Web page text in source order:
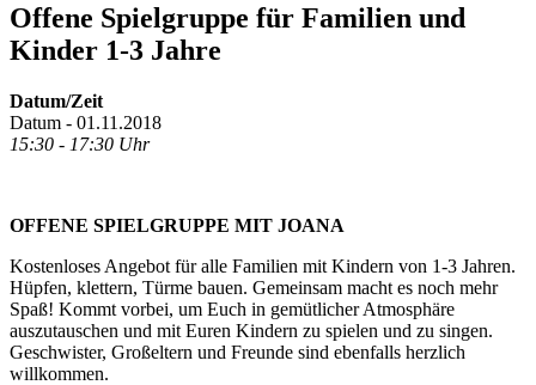
Offene Spielgruppe für Familien und
Kinder 1-3 Jahre
Datum/Zeit
Datum - 01.11.2018
15:30 - 17:30 Uhr
OFFENE SPIELGRUPPE MIT JOANA
Kostenloses Angebot für alle Familien mit Kindern von 1-3 Jahren.
Hüpfen, klettern, Türme bauen. Gemeinsam macht es noch mehr
Spaß! Kommt vorbei, um Euch in gemütlicher Atmosphäre
auszutauschen und mit Euren Kindern zu spielen und zu singen.
Geschwister, Großeltern und Freunde sind ebenfalls herzlich
willkommen.